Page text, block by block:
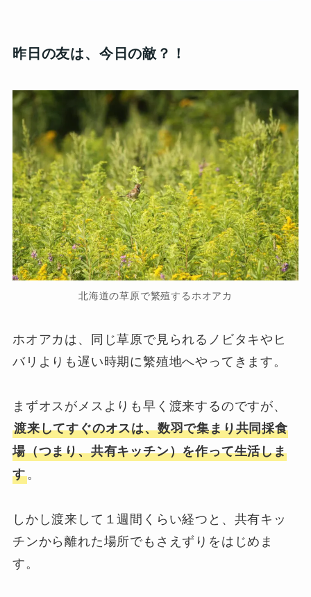
昨日の友は、今日の敵？！
北海道の草原で繁殖するホオアカ
ホオアカは、同じ草原で見られるノビタキやヒ
バリよりも遅い時期に繁殖地へやってきます。
まずオスがメスよりも早く渡来するのですが、
渡来してすぐのオスは、数羽で集まり共同採食
場（つまり、共有キッチン）を作って生活しま
す。
しかし渡来して１週間くらい経つと、共有キッ
チンから離れた場所でもさえずりをはじめま
す。